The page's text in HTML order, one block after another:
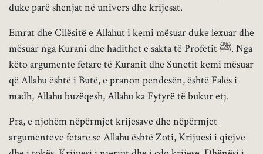
duke parë shenjat në univers dhe krijesat.
Emrat dhe Cilësitë e Allahut i kemi mësuar duke lexuar dhe
mësuar nga Kurani dhe hadithet e sakta të Profetit ﷺ. Nga
këto argumente fetare të Kuranit dhe Sunetit kemi mësuar
që Allahu është i Butë, e pranon pendesën, është Falës i
madh, Allahu buzëqesh, Allahu ka Fytyrë të bukur etj.
Pra, e njohëm nëpërmjet krijesave dhe nëpërmjet
argumenteve fetare se Allahu është Zoti, Krijuesi i qiejve